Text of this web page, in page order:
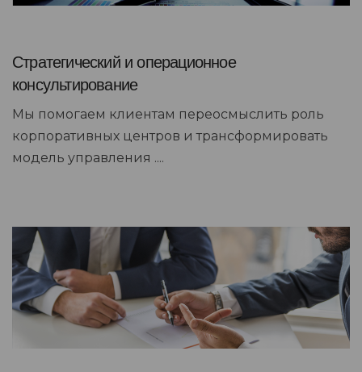
Стратегический и операционное
консультирование
Мы помогаем клиентам переосмыслить роль
корпоративных центров и трансформировать
модель управления ....